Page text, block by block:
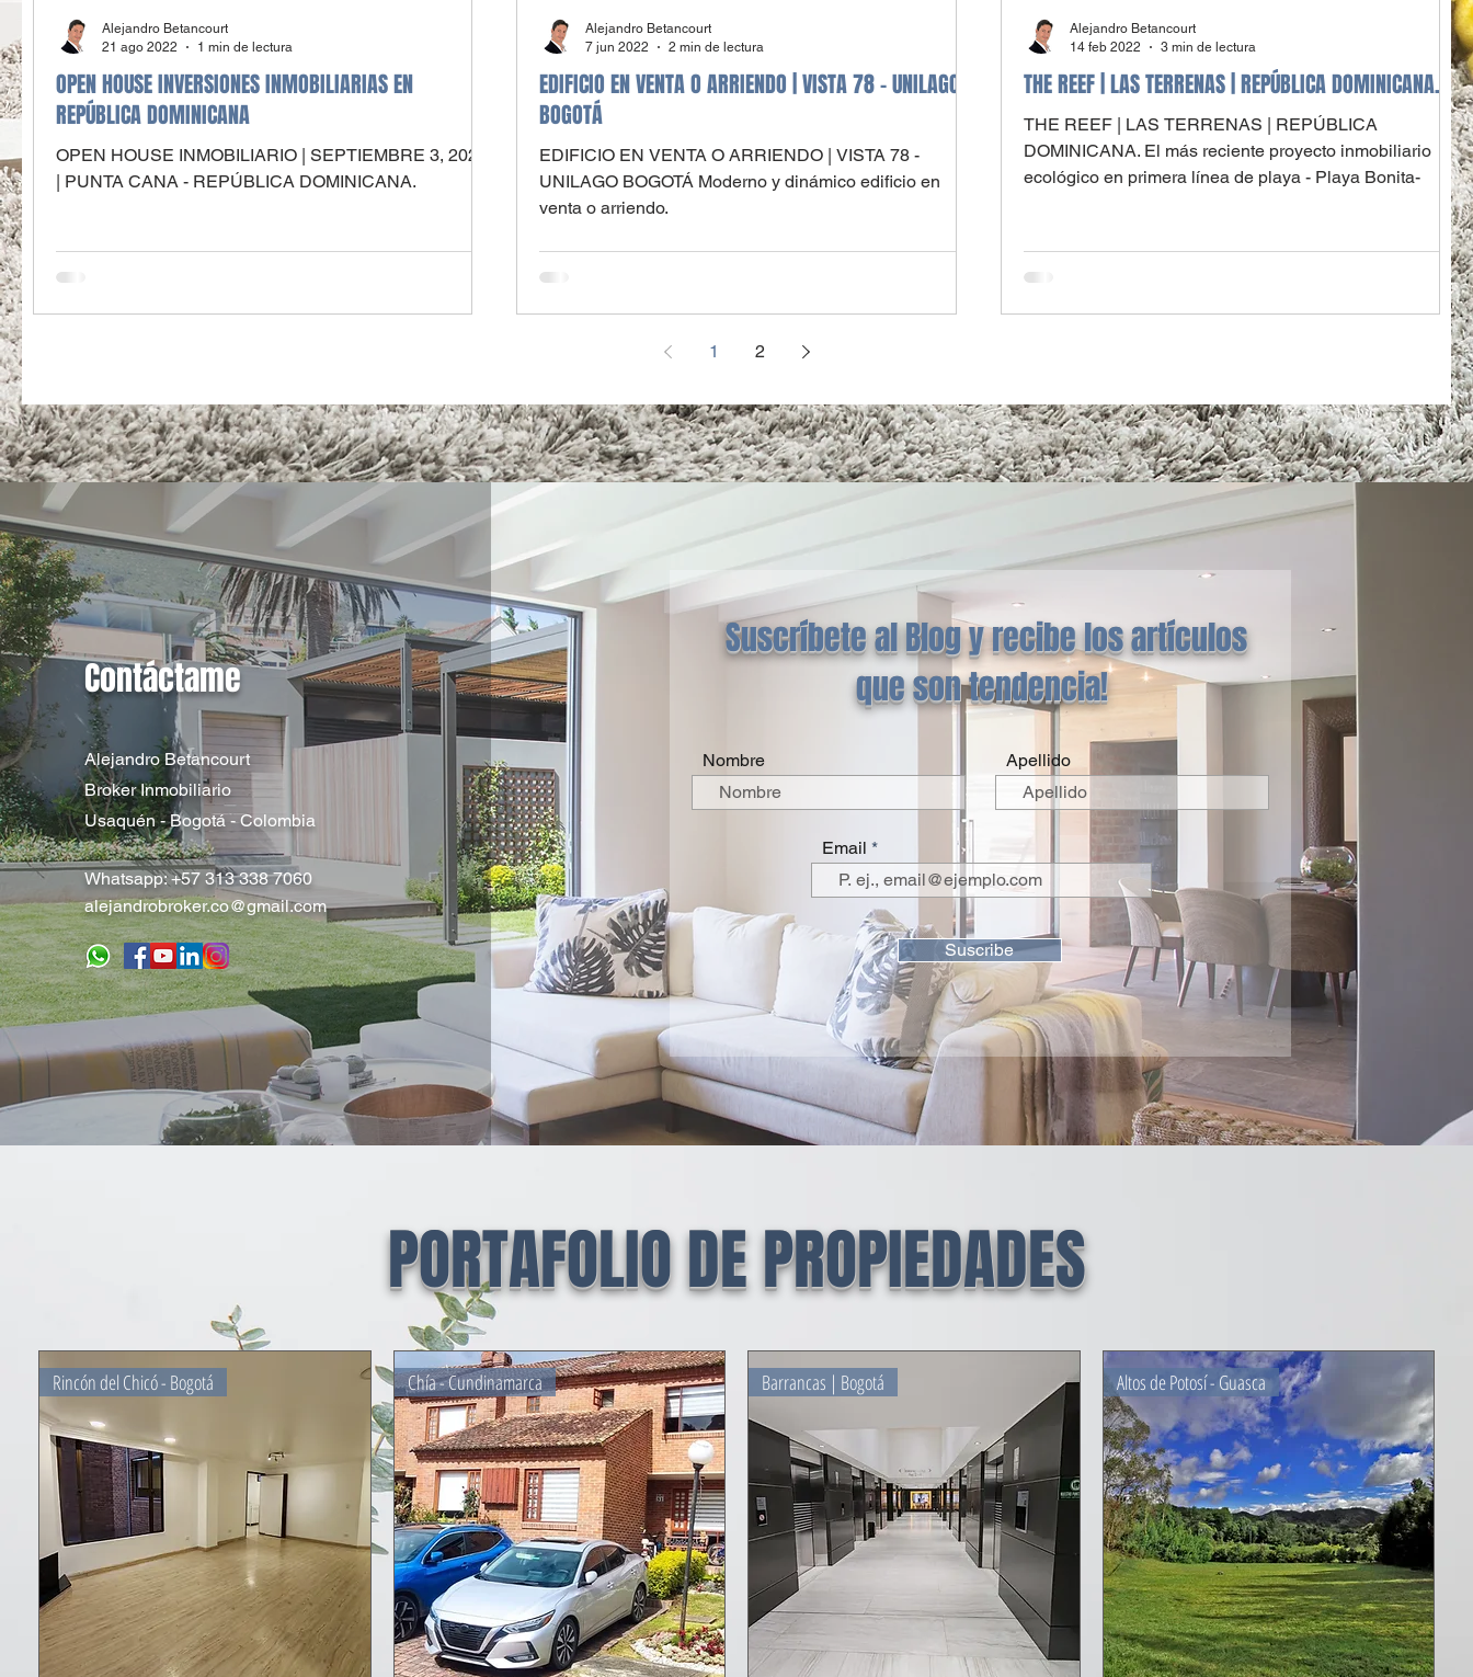
OPEN HOUSE INVERSIONES INMOBILIARIAS EN
REPÚBLICA DOMINICANA
OPEN HOUSE INMOBILIARIO | SEPTIEMBRE 3, 2022
| PUNTA CANA - REPÚBLICA DOMINICANA.
Alejandro Betancourt
21 ago 2022
1 min de lectura
EDIFICIO EN VENTA O ARRIENDO | VISTA 78 - UNILAGO
BOGOTÁ
EDIFICIO EN VENTA O ARRIENDO | VISTA 78 -
UNILAGO BOGOTÁ Moderno y dinámico edificio en
venta o arriendo.
Alejandro Betancourt
7 jun 2022
2 min de lectura
THE REEF | LAS TERRENAS | REPÚBLICA DOMINICANA.
THE REEF | LAS TERRENAS | REPÚBLICA
DOMINICANA. El más reciente proyecto inmobiliario
ecológico en primera línea de playa - Playa Bonita-
Alejandro Betancourt
14 feb 2022
3 min de lectura
1 2
Contáctame
Alejandro Betancourt
Broker Inmobiliario
Usaquén - Bogotá - Colombia
Whatsapp: +57 313 338 7060
alejandrobroker.co@gmail.com
Suscríbete al Blog y recibe los artículos
que son tendencia!
Nombre Apellido
Email
Suscribe
PORTAFOLIO DE PROPIEDADES
Rincón del Chicó - Bogotá Chía - Cundinamarca Barrancas | Bogotá Altos de Potosí - Guasca